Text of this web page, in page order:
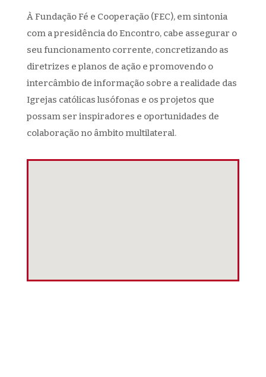
À Fundação Fé e Cooperação (FEC), em sintonia
com a presidência do Encontro, cabe assegurar o
seu funcionamento corrente, concretizando as
diretrizes e planos de ação e promovendo o
intercâmbio de informação sobre a realidade das
Igrejas católicas lusófonas e os projetos que
possam ser inspiradores e oportunidades de
colaboração no âmbito multilateral.